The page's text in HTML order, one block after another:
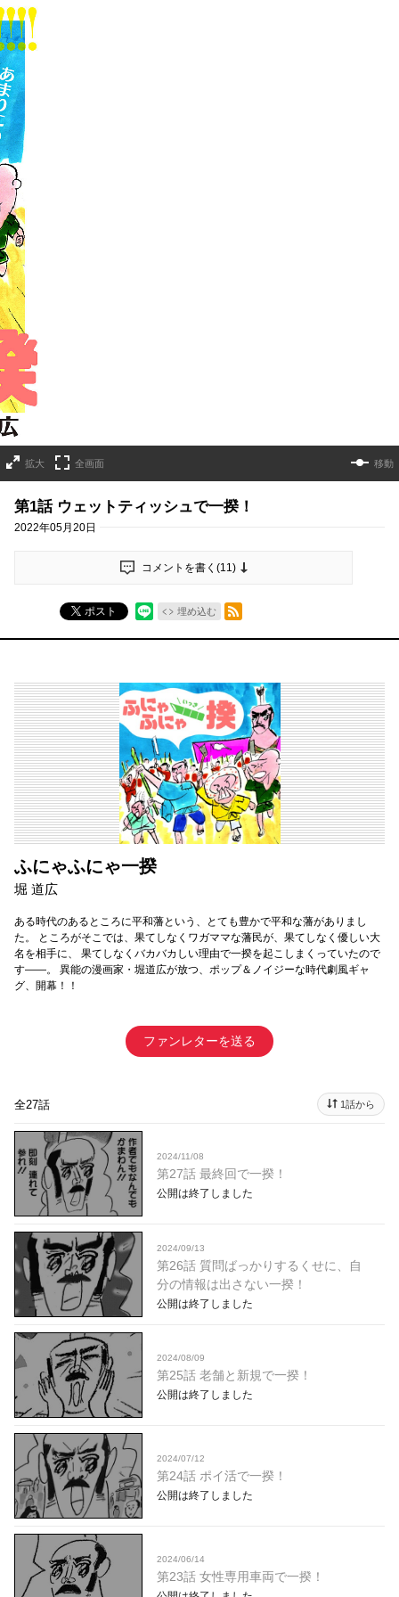
拡大 全画面 移動
第1話 ウェットティッシュで一揆！
2022年05月20日
コメントを書く(11)
ポスト 埋め込む
RSSフィード
ふにゃふにゃ一揆
堀 道広
ある時代のあるところに平和藩という、とても豊かで平和な藩がありまし
た。 ところがそこでは、果てしなくワガママな藩民が、果てしなく優しい大
名を相手に、 果てしなくバカバカしい理由で一揆を起こしまくっていたので
す——。 異能の漫画家・堀道広が放つ、ポップ＆ノイジーな時代劇風ギャ
グ、開幕！！
ファンレターを送る
全27話 1話から
2024/11/08
第27話 最終回で一揆！
公開は終了しました
2024/09/13
第26話 質問ばっかりするくせに、自
分の情報は出さない一揆！
公開は終了しました
2024/08/09
第25話 老舗と新規で一揆！
公開は終了しました
2024/07/12
第24話 ポイ活で一揆！
公開は終了しました
2024/06/14
第23話 女性専用車両で一揆！